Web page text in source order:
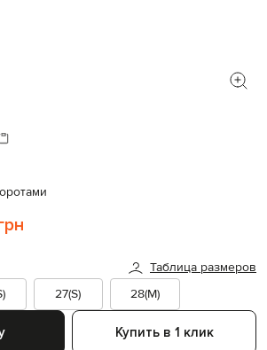
Таблица размеров
27(S) 28(M)
Купить в 1 клик